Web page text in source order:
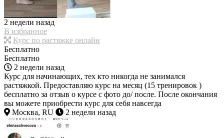
2 недели назад
В избранное
Курс по растяжке онлайн
Бесплатно
Бесплатно
2 недели назад
Курс для начинающих, тех кто никогда не занимался
растяжкой. Предоставляю курс на месяц (15 тренировок )
бесплатно за отзыв о курсе с фото до/ после. После окончания
вы можете приобрести курс для себя навсегда
Москва, RU
2 недели назад